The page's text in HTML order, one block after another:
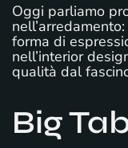
Oggi parliamo
forma di
nell’interior
qualità dal
Big